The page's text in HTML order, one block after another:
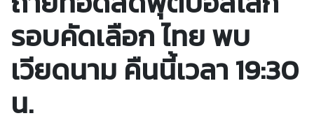
รอบคัดเลือก ไทย พบ
เวียดนาม คืนนี้เวลา 19:30
น.